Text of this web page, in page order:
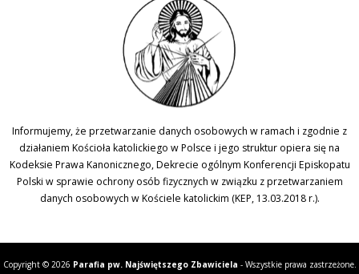
Informujemy, że przetwarzanie danych osobowych w ramach i zgodnie z
działaniem Kościoła katolickiego w Polsce i jego struktur opiera się na
Kodeksie Prawa Kanonicznego, Dekrecie ogólnym Konferencji Episkopatu
Polski w sprawie ochrony osób fizycznych w związku z przetwarzaniem
danych osobowych w Kościele katolickim (KEP, 13.03.2018 r.).
Copyright © 2026 Parafia pw. Najświętszego Zbawiciela - Wszystkie prawa zastrzeżone.